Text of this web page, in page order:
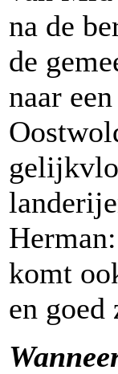
na de
de
naar
komt
en goed